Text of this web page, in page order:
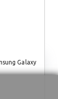
Galaxy